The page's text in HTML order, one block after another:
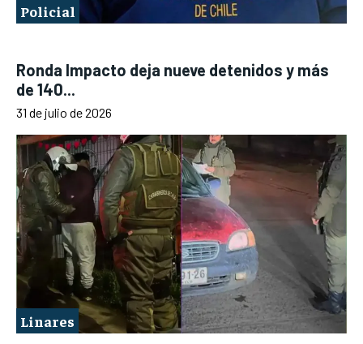
Policial
Ronda Impacto deja nueve detenidos y más
de 140...
31 de julio de 2026
Linares